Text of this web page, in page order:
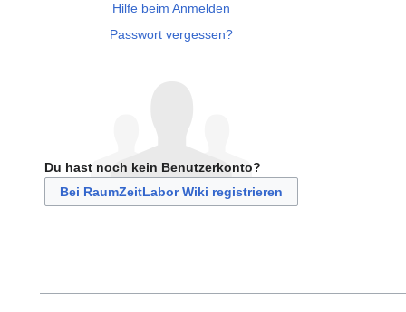
Hilfe beim Anmelden
Passwort vergessen?
Du hast noch kein Benutzerkonto?
Bei RaumZeitLabor Wiki registrieren